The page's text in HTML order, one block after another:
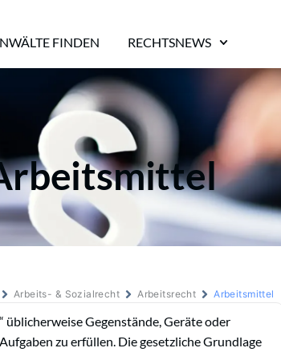
FINDEN RECHTSNEWS
Arbeits- & Sozialrecht Arbeitsrecht Arbeitsmittel
Gegenstände, Geräte oder
zu erfüllen. Die gesetzliche Grundlage